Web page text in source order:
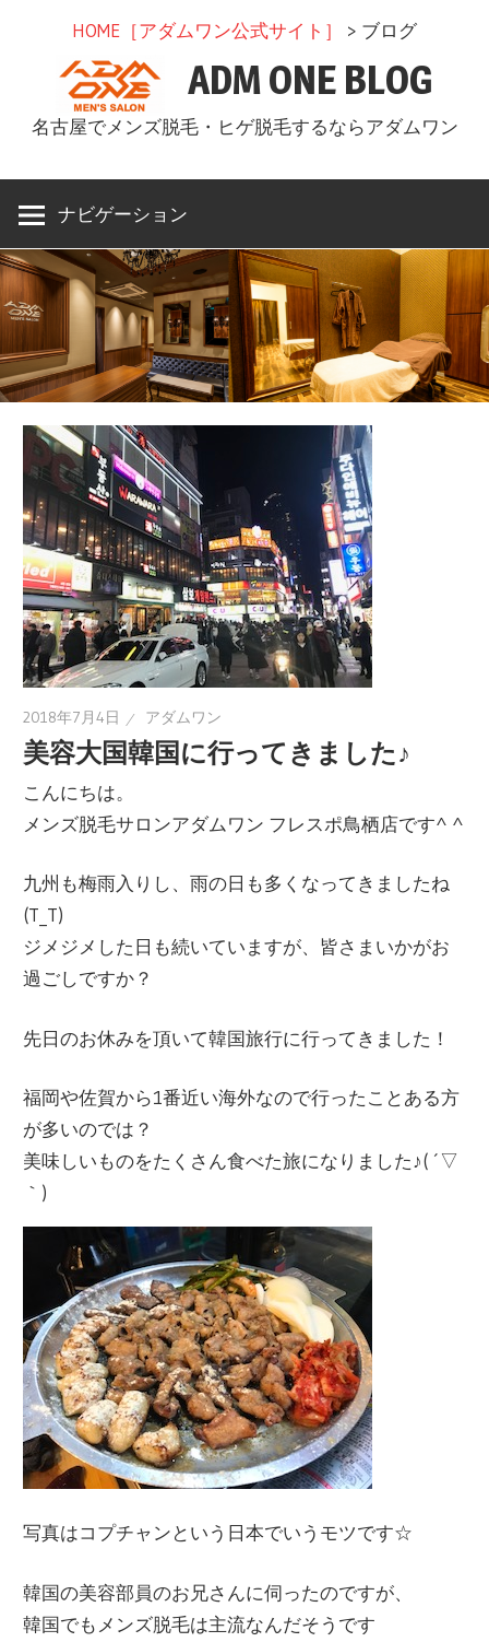
へ
ッ
プ
HOME［アダムワン公式サイト］ > ブログ
ADM ONE BLOG
名古屋でメンズ脱毛・ヒゲ脱毛するならアダムワン
ナビゲーション
2018年7月4日 アダムワン
美容大国韓国に行ってきました♪
こんにちは。
メンズ脱毛サロンアダムワン フレスポ鳥栖店です^ ^
九州も梅雨入りし、雨の日も多くなってきましたね
(T_T)
ジメジメした日も続いていますが、皆さまいかがお
過ごしですか？
先日のお休みを頂いて韓国旅行に行ってきました！
福岡や佐賀から1番近い海外なので行ったことある方
が多いのでは？
美味しいものをたくさん食べた旅になりました♪( ´▽
｀)
写真はコプチャンという日本でいうモツです☆
韓国の美容部員のお兄さんに伺ったのですが、
韓国でもメンズ脱毛は主流なんだそうです